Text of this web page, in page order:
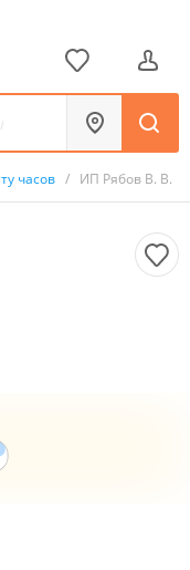
часов / ИП Рябов В. В.
84